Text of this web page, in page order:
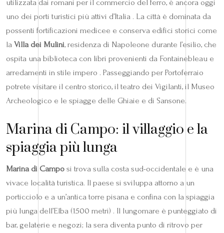
utilizzata dai romani per il commercio del ferro, è ancora oggi
uno dei porti turistici più attivi d’Italia . La città è dominata da
possenti fortificazioni medicee e conserva edifici storici come
la Villa dei Mulini, residenza di Napoleone durante l’esilio, che
ospita una biblioteca con libri provenienti da Fontainebleau e
arredamenti in stile impero . Passeggiando per Portoferraio
potrete visitare il centro storico, il teatro dei Vigilanti, il Museo
Archeologico e le spiagge delle Ghiaie e di Sansone.
Marina di Campo: il villaggio e la
spiaggia più lunga
Marina di Campo si trova sulla costa sud-occidentale e è una
vivace località turistica. Il paese si sviluppa attorno a un
porticciolo e a un’antica torre pisana e confina con la spiaggia
più lunga dell’Elba (1500 metri) . Il lungomare è punteggiato di
bar, gelaterie e negozi; la sera diventa punto di ritrovo per